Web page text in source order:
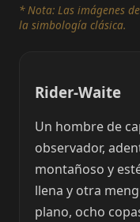
* Nota: Las imágenes
la simbología clásica.
Rider-Waite
Un hombre de
observador,
montañoso y
llena y otra
plano, ocho